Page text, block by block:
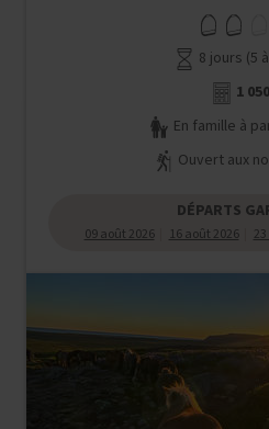
8 jours (5
1
En famille à
Ouvert aux
DÉPARTS
09 août 2026 16 août 2026